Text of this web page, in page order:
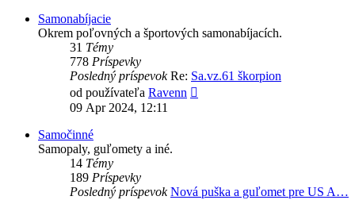
Samonabíjacie
Okrem poľovných a športových samonabíjacích.
31 Témy
778 Príspevky
Posledný príspevokRe: Sa.vz.61 škorpion
od používateľa Ravenn
09 Apr 2024, 12:11
Samočinné
Samopaly, guľomety a iné.
14 Témy
189 Príspevky
Posledný príspevok Nová puška a guľomet pre US A…